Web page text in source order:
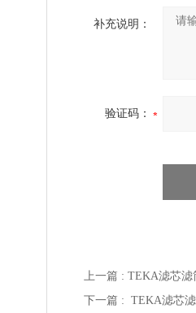
补充说明：
验证码：
上一篇 : TEKA滤芯滤
下一篇 : TEKA滤芯滤